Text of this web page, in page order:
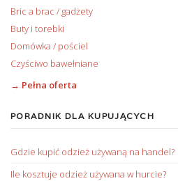
Bric a brac / gadżety
Buty i torebki
Domówka / pościel
Czyściwo bawełniane
→ Pełna oferta
PORADNIK DLA KUPUJĄCYCH
Gdzie kupić odzież używaną na handel?
Ile kosztuje odzież używana w hurcie?